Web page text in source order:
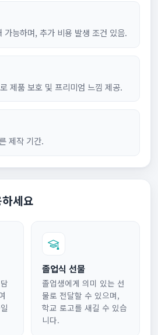
가능하며, 추가 비용 발생 조건 있음.
제품 보호 및 프리미엄 느낌 제공.
제작 기간.
세요
졸업식 선물
졸업생에게 의미 있는 선
물로 전달할 수 있으며,
학교 로고를 새길 수 있습
니다.